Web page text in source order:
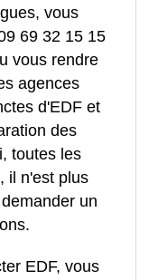
vous
69 32 15 15
vous rendre
agences
d'EDF et
des
toutes les
il n'est plus
un
EDF, vous